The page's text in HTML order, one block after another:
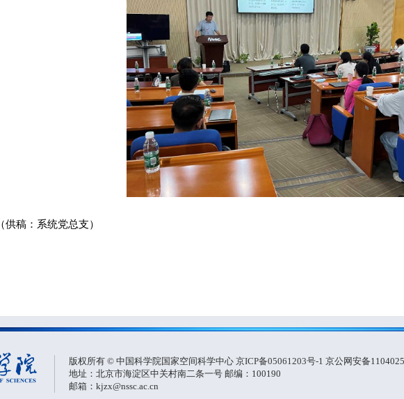
（供稿：系统党总支）
版权所有 © 中国科学院国家空间科学中心 京ICP备05061203号-1 京公网安备
地址：北京市海淀区中关村南二条一号 邮编：100190
邮箱：kjzx@nssc.ac.cn